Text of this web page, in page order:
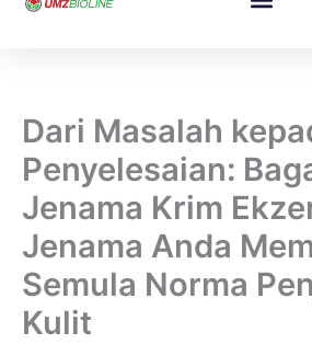
Dari Masalah
Penyelesaian:
Jenama Krim
Jenama Anda
Semula Norma
Kulit